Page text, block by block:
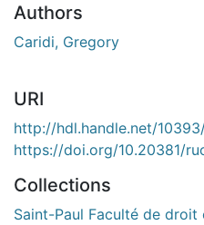
Authors
Caridi, Gregory
URI
http://hdl.handle.net/
https://doi.org/10.20381/
Collections
Saint-Paul Faculté de